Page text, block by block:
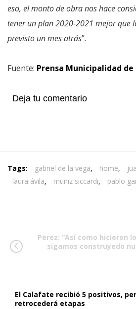
eso, el monto de obra nos hace
tener un plan 2020-2021 mejor que
previsto un mes atrás”.
Fuente: Prensa Municipalidad de
Deja tu comentario
Tags: gabriel de la vega, home,
laura ávila, muñiz siccardi, pablo
Perez: “Así como hicieron
sigamos construyedo
El Calafate recibió 5 positivos,
retrocederá etapas